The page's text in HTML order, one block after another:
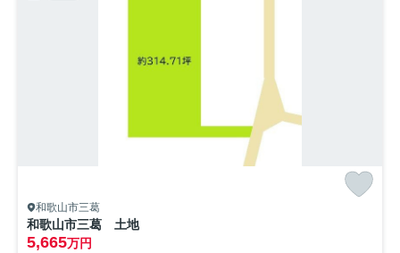
和歌山市三葛
和歌山市三葛 土地
5,665万円